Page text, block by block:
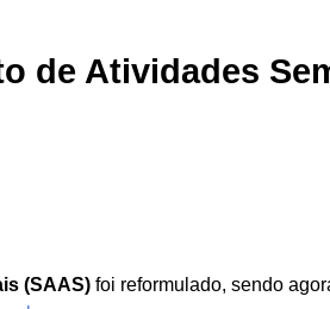
de Atividades
(SAAS) foi reformulado, sendo